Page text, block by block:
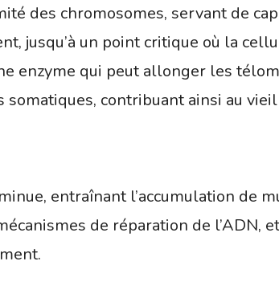
des chromosomes, servant de
jusqu’à un point critique où la
enzyme qui peut allonger les
contribuant ainsi au
entraînant l’accumulation de
de réparation de l’ADN,